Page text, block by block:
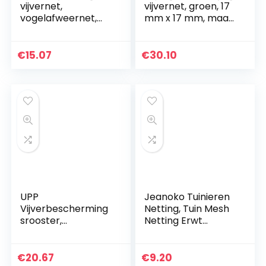
vijvernet,
vogelafweernet,
op te bouwen
vijvers en koi tegen
vogels en bladeren,
6 x 10 m
€15.07
vijvernet, groen, 17
mm x 17 mm, maas,
vijver, afdeknet,
reigerbescherming,
bloemnet, bladnet,
silonnet,
beschermingsnet,
vijverafdekking (5
€30.10
UPP
Vijverbescherming
srooster,
zonder net,
€20.67
Jeanoko Tuinieren
Netting, Tuin Mesh
Netting Erwt
Planting Tool voor
€9.20